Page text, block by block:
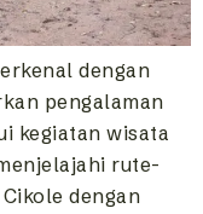
dengan
pengalaman
kegiatan wisata
rute-
dengan